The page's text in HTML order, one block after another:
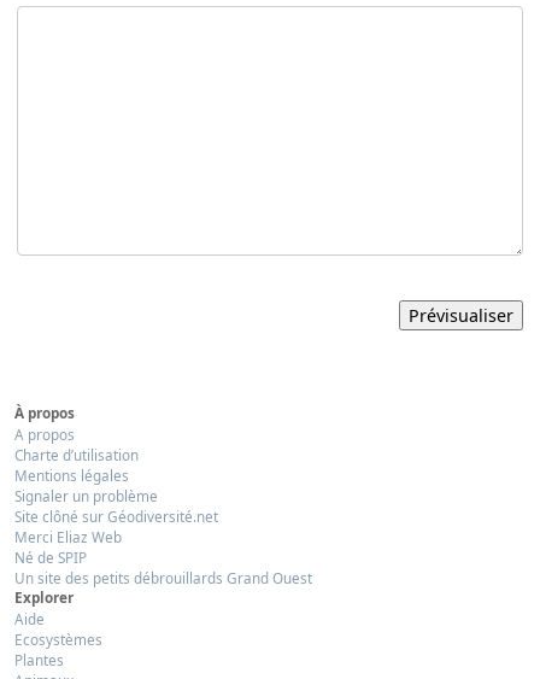
À propos
A propos
Charte d’utilisation
Mentions légales
Signaler un problème
Site clôné sur Géodiversité.net
Merci Eliaz Web
Né de SPIP
Un site des petits débrouillards Grand Ouest
Explorer
Aide
Ecosystèmes
Plantes